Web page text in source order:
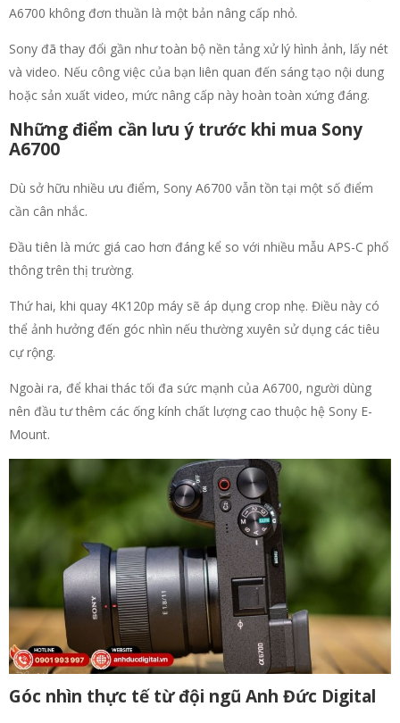
A6700 không đơn thuần là một bản nâng cấp nhỏ.
Sony đã thay đổi gần như toàn bộ nền tảng xử lý hình ảnh, lấy nét
và video. Nếu công việc của bạn liên quan đến sáng tạo nội dung
hoặc sản xuất video, mức nâng cấp này hoàn toàn xứng đáng.
Những điểm cần lưu ý trước khi mua Sony
A6700
Dù sở hữu nhiều ưu điểm, Sony A6700 vẫn tồn tại một số điểm
cần cân nhắc.
Đầu tiên là mức giá cao hơn đáng kể so với nhiều mẫu APS-C phổ
thông trên thị trường.
Thứ hai, khi quay 4K120p máy sẽ áp dụng crop nhẹ. Điều này có
thể ảnh hưởng đến góc nhìn nếu thường xuyên sử dụng các tiêu
cự rộng.
Ngoài ra, để khai thác tối đa sức mạnh của A6700, người dùng
nên đầu tư thêm các ống kính chất lượng cao thuộc hệ Sony E-
Mount.
Góc nhìn thực tế từ đội ngũ Anh Đức Digital